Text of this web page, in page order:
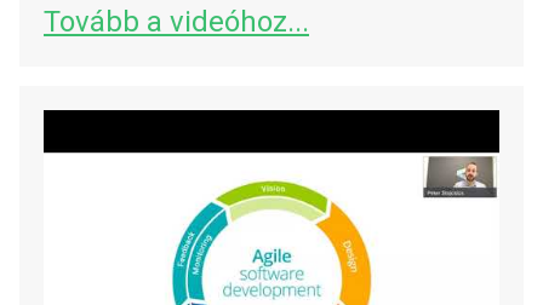
Tovább a videóhoz...